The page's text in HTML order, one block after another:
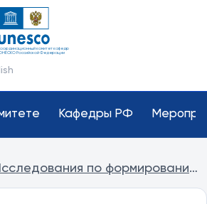
комитет кафедр
Российской Федерации
Кафедры РФ
по формированию